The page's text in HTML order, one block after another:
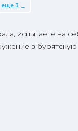
еще 3
испытаете на
в бурятскую